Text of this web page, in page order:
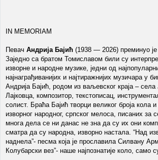
IN MEMORIAM
Певач Андрија Бајић (1938 — 2026) преминуо
Заједно са братом Томиславом били су
изворне и народне музике, једни од
најнаграђиванијих и најтиражнијих музичара у
Андрија Бајић, родом из ваљевског краја – села
Лајковца, композитор, текстописац,
солист. Браћа Бајић творци великог броја кола
изворног народног, српског мелоса, писаних за
многа дела се ни данас не зна да су их они
сматра да су народна, изворно настала. “Над
наднела”- песма која је прославила Силвану
Колубарски вез”- наше најпознатије коло,